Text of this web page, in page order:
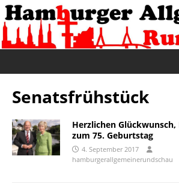
Senatsfrühstück
Herzlichen
zum 75. Geburtstag
4. September 2017
hamburgerallgemeinerundschau